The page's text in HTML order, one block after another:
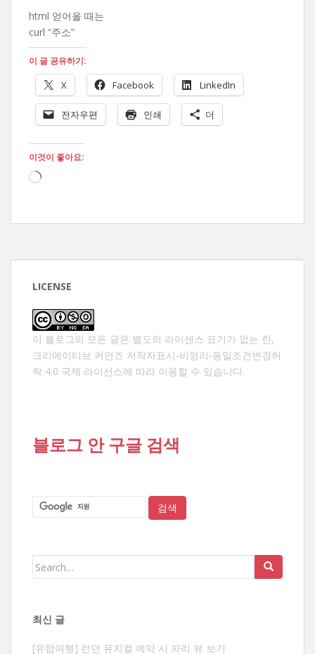
html 얻어올 때는
curl “주소”
이 글 공유하기:
X Facebook LinkedIn
전자우편 인쇄 더
이것이 좋아요:
로
LICENSE
이 블로그의 모든 글은 별도의 라이센스 표기가 없는 한,
크리에이티브 커먼즈 저작자표시-비영리-동일조건변경허
락 4.0 국제 라이선스에 따라 이용할 수 있습니다.
블로그 안 구글 검색
Search
최신 글
[유럽여행] 런던 뮤지컬 예약 시 자리 뷰 보기